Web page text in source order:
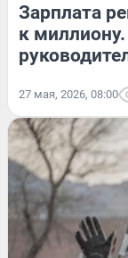
Зарплата
к
27 мая, 2026, 08:00